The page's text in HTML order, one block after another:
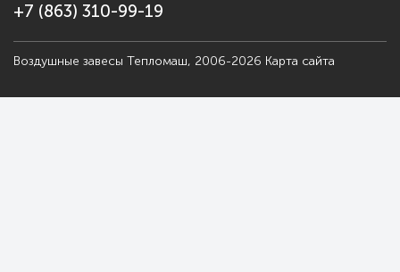
+7 (863) 310-99-19
Воздушные завесы Тепломаш, 2006-2026 Карта сайта